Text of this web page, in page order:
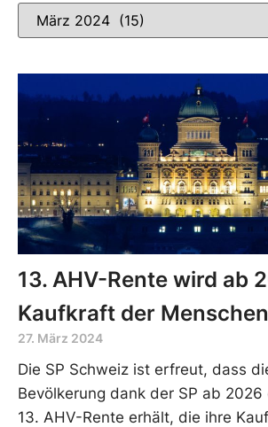
13. AHV-Rente wird ab
Kaufkraft der
27. März 2024
Die SP Schweiz ist erfreut, dass
Bevölkerung dank der SP ab 2026
13. AHV-Rente erhält, die ihre